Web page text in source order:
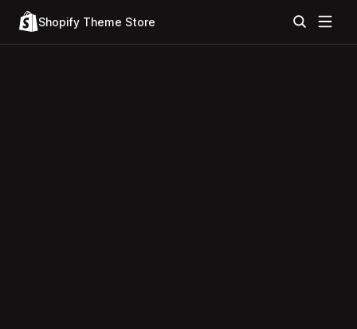
Shopify Theme Store